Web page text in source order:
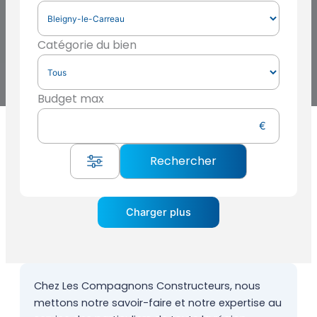
Catégorie du bien
Budget max
Charger plus
Chez Les Compagnons Constructeurs, nous
mettons notre savoir-faire et notre expertise au